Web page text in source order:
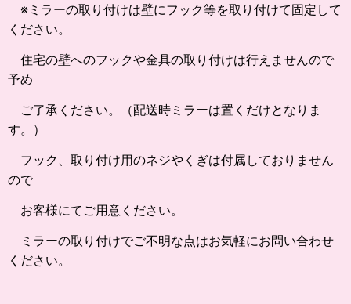
※ミラーの取り付けは壁にフック等を取り付けて固定して
ください。
住宅の壁へのフックや金具の取り付けは行えませんので
予め
ご了承ください。（配送時ミラーは置くだけとなりま
す。）
フック、取り付け用のネジやくぎは付属しておりません
ので
お客様にてご用意ください。
ミラーの取り付けでご不明な点はお気軽にお問い合わせ
ください。